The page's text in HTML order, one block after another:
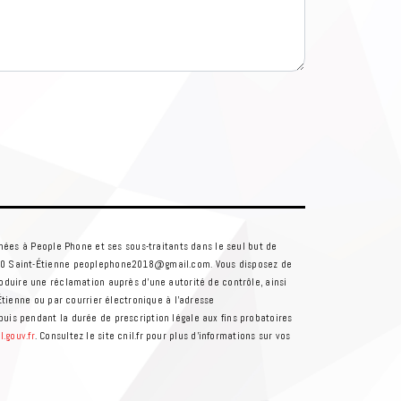
à People Phone et ses sous-traitants dans le seul but de
Étienne peoplephone2018@gmail.com. Vous disposez de
une réclamation auprès d’une autorité de contrôle, ainsi
ou par courrier électronique à l'adresse
pendant la durée de prescription légale aux fins probatoires
. Consultez le site cnil.fr pour plus d’informations sur vos